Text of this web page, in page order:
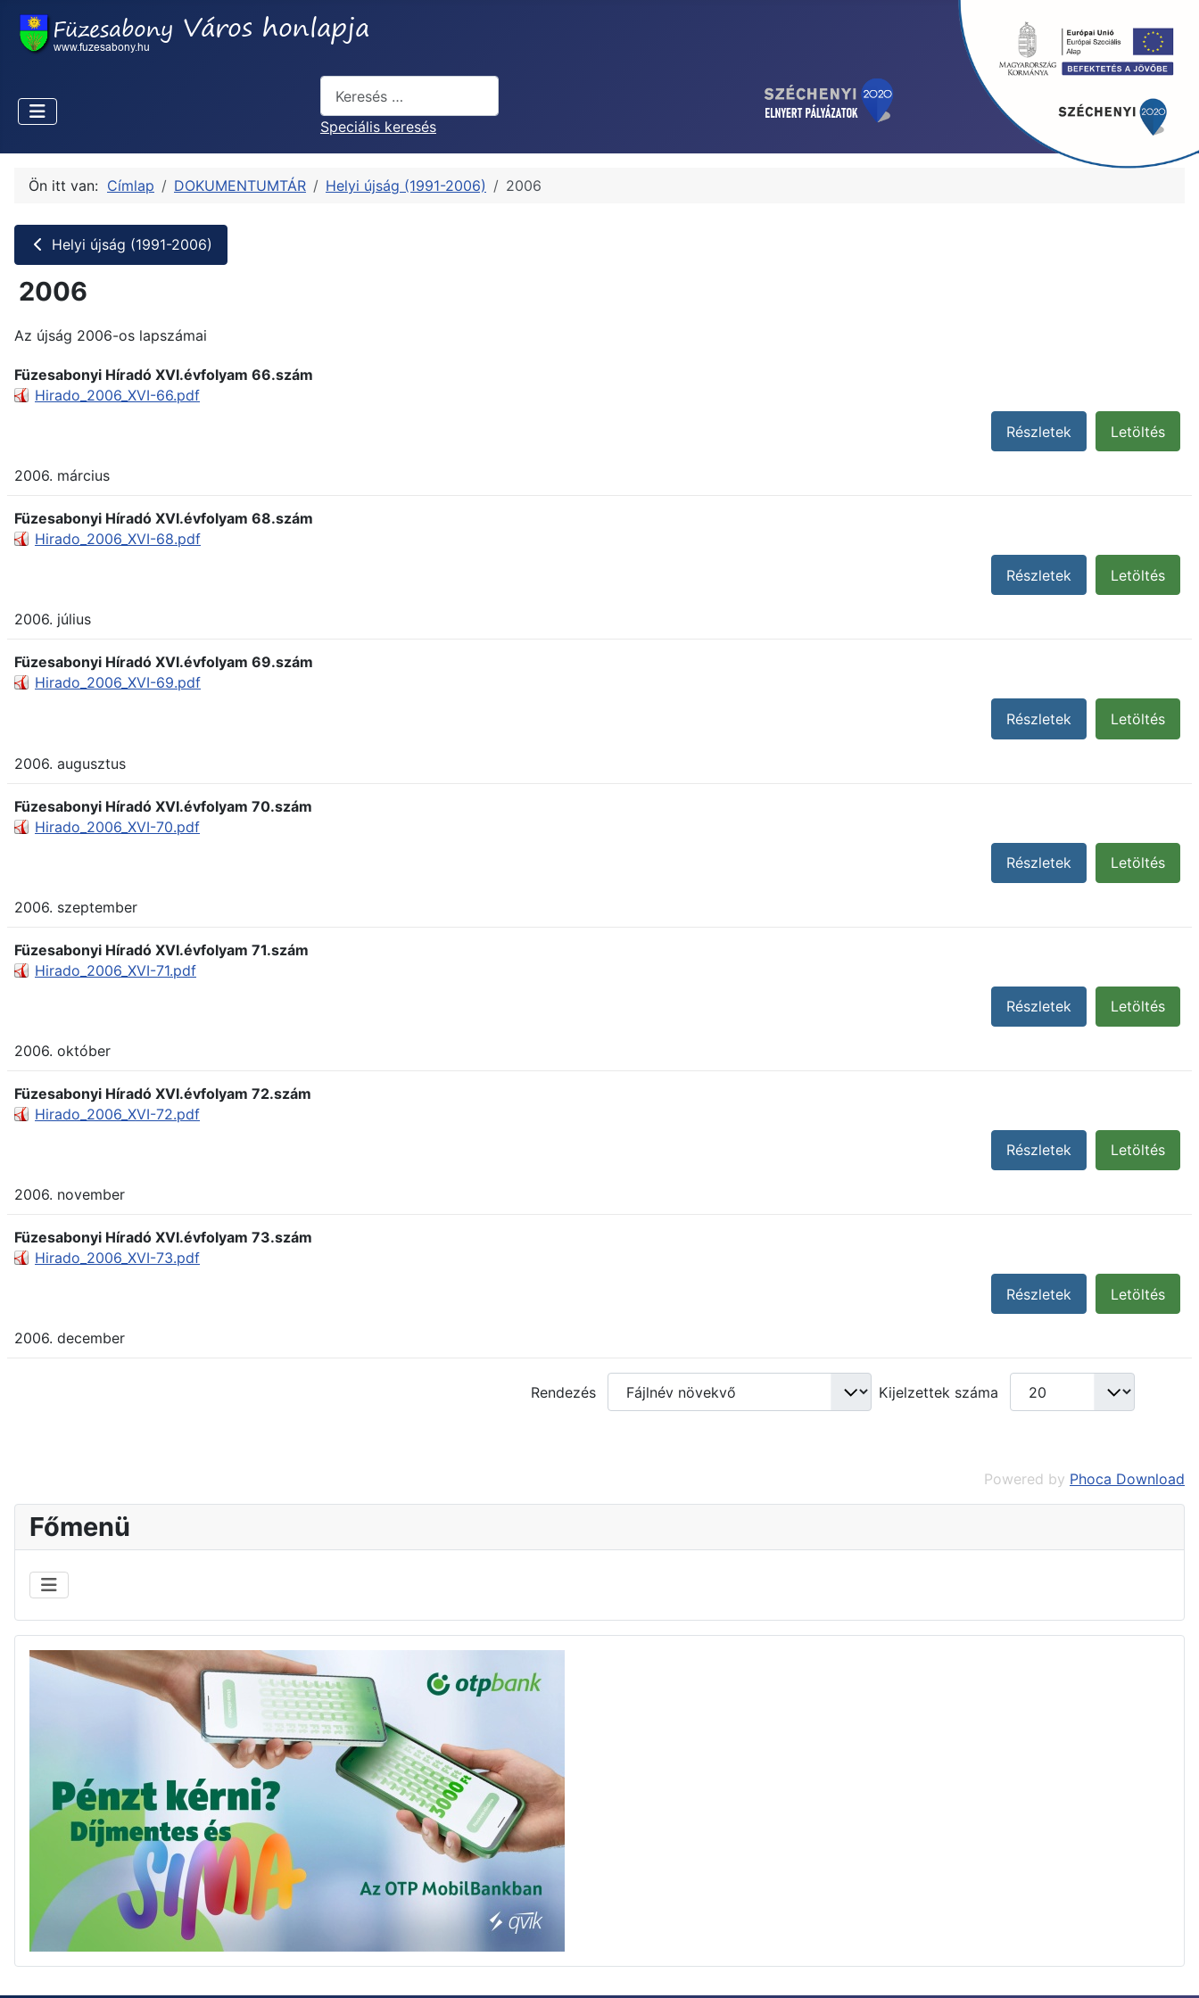
Keresés...
Speciális keresés
Főmenü
Ön itt van: Címlap DOKUMENTUMTÁR Helyi újság (1991-2006) 2006
Helyi újság (1991-2006)
2006
Az újság 2006-os lapszámai
Füzesabonyi Híradó XVI.évfolyam 66.szám
Hirado_2006_XVI-66.pdf
Letöltés
Részletek
2006. március
Füzesabonyi Híradó XVI.évfolyam 68.szám
Hirado_2006_XVI-68.pdf
Letöltés
Részletek
2006. július
Füzesabonyi Híradó XVI.évfolyam 69.szám
Hirado_2006_XVI-69.pdf
Letöltés
Részletek
2006. augusztus
Füzesabonyi Híradó XVI.évfolyam 70.szám
Hirado_2006_XVI-70.pdf
Letöltés
Részletek
2006. szeptember
Füzesabonyi Híradó XVI.évfolyam 71.szám
Hirado_2006_XVI-71.pdf
Letöltés
Részletek
2006. október
Füzesabonyi Híradó XVI.évfolyam 72.szám
Hirado_2006_XVI-72.pdf
Letöltés
Részletek
2006. november
Füzesabonyi Híradó XVI.évfolyam 73.szám
Hirado_2006_XVI-73.pdf
Letöltés
Részletek
2006. december
Rendezés Kijelzettek száma
Powered by Phoca Download